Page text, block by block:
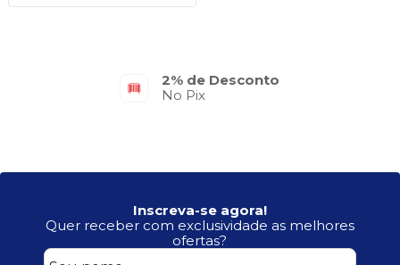
2% de Desconto
No Pix
Inscreva-se agora!
Quer receber com exclusividade as melhores
ofertas?